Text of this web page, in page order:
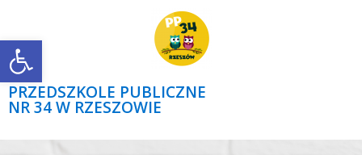
Open toolbar
PRZEDSZKOLE PUBLICZNE
NR 34 W RZESZOWIE